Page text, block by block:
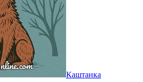
Каштанка